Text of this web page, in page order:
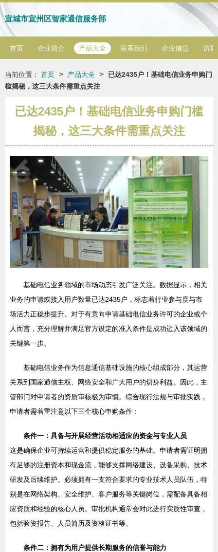
宣城市宣州区智家通信服务部
首页 企业简介 产品大全 联系我们 企业信息 访客
当前位置： 首页 > 产品大全 >
已达2435户！基础电信业务申购门
槛揭秘，这三大条件需重点关注
已达2435户！基础电信业务申购门槛
揭秘，这三大条件需重点关注
基础电信业务领域的市场动态引发广泛关注。数据显示，相关
业务的申请或接入用户数量已达2435户，标志着行业参与度与市
场活力正稳步提升。对于有意向申请基础电信业务许可的企业或个
人而言，充分理解并满足官方设定的准入条件是成功迈入该领域的
关键第一步。
基础电信业务作为信息通信基础设施的核心组成部分，其运营
关系到国家通信主权、网络安全和广大用户的切身利益。因此，主
管部门对申请者的资质审核极为审慎。综合现行法规与审批实践，
申请者需着重注意以下三个核心申购条件：
条件一：具备与开展经营活动相适应的资金与专业人员
这是确保企业可持续运营和提供稳定服务的基础。申请者需证明拥
有足够的注册资本和现金流，能够支撑网络建设、设备采购、技术
研发及后续维护。必须拥有一支符合要求的专业技术人员队伍，特
别是在网络架构、安全维护、客户服务等关键岗位，需配备具备相
应资质和经验的核心人员。审批机构通常会对此进行实质性审查，
包括验资报告、人员简历及资格证书等。
条件二：拥有为用户提供长期服务的信誉与能力